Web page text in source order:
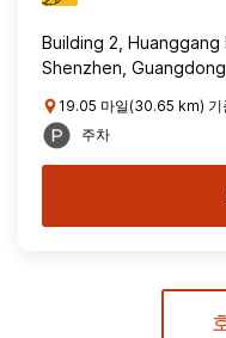
Building 2,
Shenzhen,
19.05 마일(30.65 km) 기
주차